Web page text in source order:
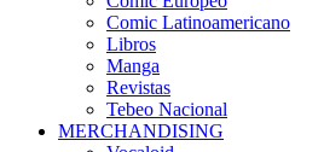
Comic Latinoamericano
Libros
Manga
Revistas
Tebeo Nacional
MERCHANDISING